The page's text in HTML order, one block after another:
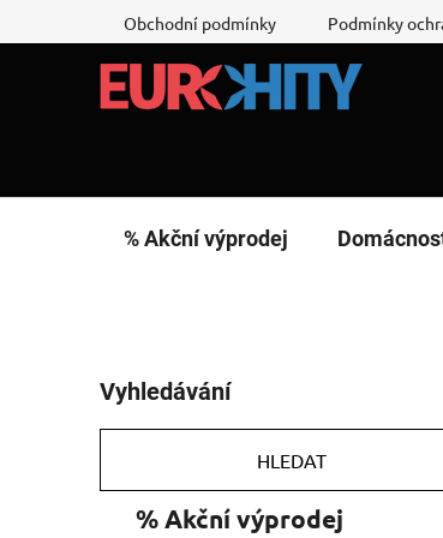
na
Obchodní podmínky Podmínky
% Akční výprodej
o
s
r
Vyhledávání
HLEDAT
kategorie
% Akční výprodej